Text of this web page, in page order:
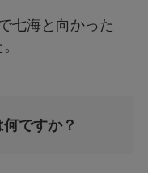
七海と向かった
ですか？